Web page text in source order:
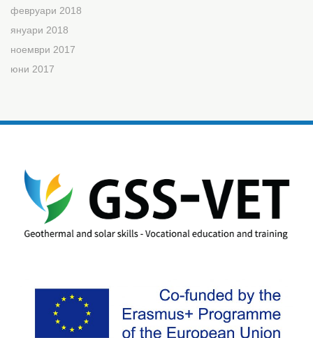
февруари 2018
януари 2018
ноември 2017
юни 2017